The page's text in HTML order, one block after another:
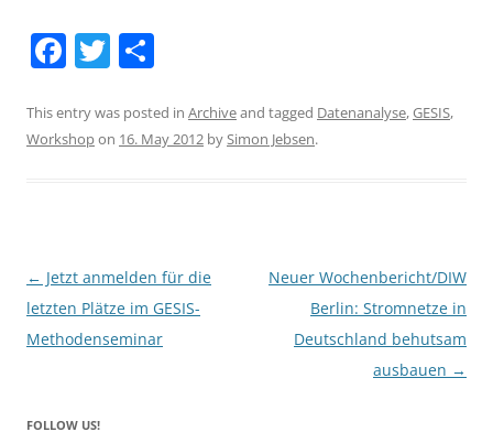
F
c
e
o
k
T
itt
er
ar
e
This entry was posted in Archiveand tagged Datenanalyse,GESIS,
Workshopon 16. May 2012 bySimon Jebsen.
Post
navigation
← Jetzt anmelden für die
letzten Plätze im GESIS-
Methodenseminar
Neuer Wochenbericht/DIW
Berlin: Stromnetze in
Deutschland behutsam
ausbauen →
FOLLOW US!